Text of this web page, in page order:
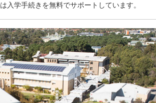
入学手続きを無料でサポートしています。